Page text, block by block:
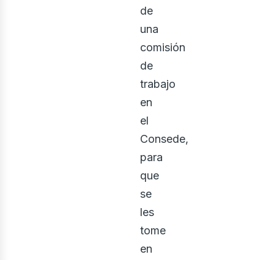
de
una
comisión
de
trabajo
en
el
Consede,
para
que
se
les
tome
en